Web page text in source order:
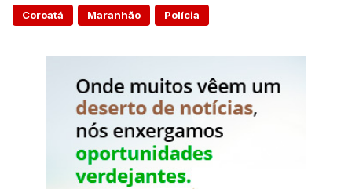
Coroatá Maranhão Polícia